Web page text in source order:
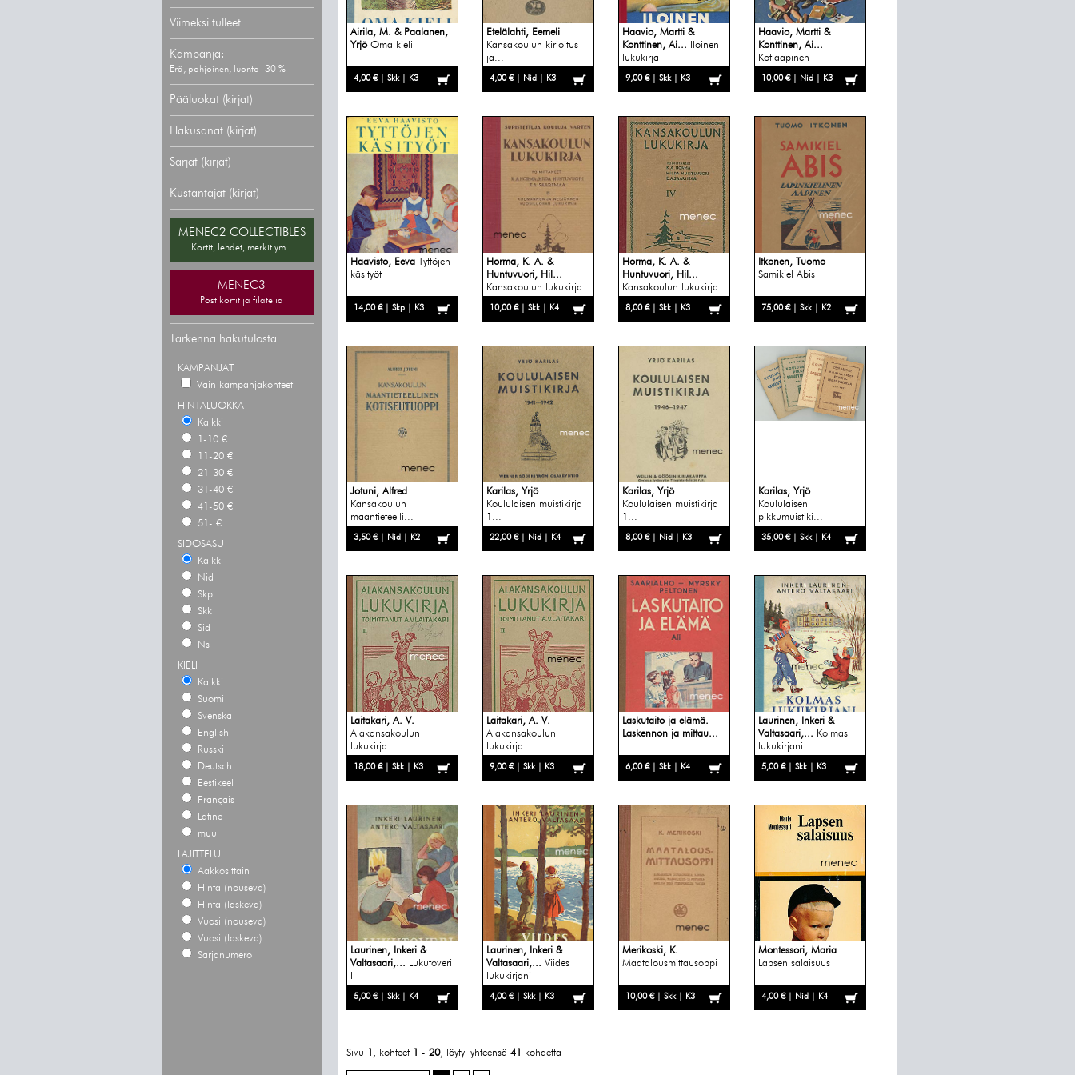
Viimeksi tulleet
Kampanja:
Erä, pohjoinen, luonto -30 %
Pääluokat (kirjat)
Hakusanat (kirjat)
Sarjat (kirjat)
Kustantajat (kirjat)
MENEC2 COLLECTIBLES
Kortit, lehdet, merkit ym...
MENEC3
Postikortit ja filatelia
Tarkenna hakutulosta
KAMPANJAT
Vain kampanjakohteet
HINTALUOKKA
Kaikki
1-10 €
11-20 €
21-30 €
31-40 €
41-50 €
51- €
SIDOSASU
Kaikki
Nid
Skp
Skk
Sid
Ns
KIELI
Kaikki
Suomi
Svenska
English
Russki
Deutsch
Eestikeel
Français
Latine
muu
LAJITTELU
Aakkosittain
Hinta (nouseva)
Hinta (laskeva)
Vuosi (nouseva)
Vuosi (laskeva)
Sarjanumero
Airila, M. & Paalanen,
Yrjö Oma kieli
4,00 € | Skk | K3
Etelälahti, Eemeli
Kansakoulun kirjoitus-
ja...
4,00 € | Nid | K3
Haavio, Martti &
Konttinen, Ai...
Iloinen
lukukirja
9,00 € | Skk | K3
Haavio, Martti &
Konttinen, Ai...
Kotiaapinen
10,00 € | Nid | K3
Haavisto, Eeva Tyttöjen
käsityöt
14,00 € | Skp | K3
Horma, K. A. &
Huntuvuori, Hil...
Kansakoulun lukukirja
10,00 € | Skk | K4
Horma, K. A. &
Huntuvuori, Hil...
Kansakoulun lukukirja
8,00 € | Skk | K3
Itkonen, Tuomo
Samikiel Abis
75,00 € | Skk | K2
Jotuni, Alfred
Kansakoulun
maantieteelli...
3,50 € | Nid | K2
Karilas, Yrjö
Koululaisen muistikirja
1...
22,00 € | Nid | K4
Karilas, Yrjö
Koululaisen muistikirja
1...
8,00 € | Nid | K3
Karilas, Yrjö
Koululaisen
pikkumuistiki...
35,00 € | Skk | K4
Laitakari, A. V.
Alakansakoulun
lukukirja ...
18,00 € | Skk | K3
Laitakari, A. V.
Alakansakoulun
lukukirja ...
9,00 € | Skk | K3
Laskutaito ja elämä.
Laskennon ja mittau...
6,00 € | Skk | K4
Laurinen, Inkeri &
Valtasaari,... Kolmas
lukukirjani
5,00 € | Skk | K3
Laurinen, Inkeri &
Valtasaari,... Lukutoveri
5,00 € | Skk | K4
Laurinen, Inkeri &
Valtasaari,... Viides
lukukirjani
4,00 € | Skk | K3
Merikoski, K.
Maatalousmittausoppi
10,00 € | Skk | K3
Montessori, Maria
Lapsen salaisuus
4,00 € | Nid | K4
Sivu 1 , kohteet 1 - 20, löytyi yhteensä 41 kohdetta